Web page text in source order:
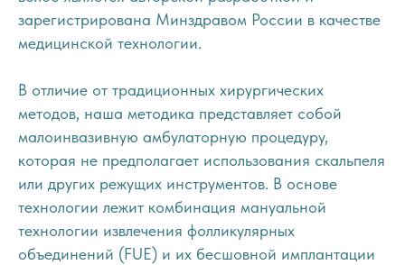
зарегистрирована Минздравом России в качестве
медицинской технологии.
В отличие от традиционных хирургических
методов, наша методика представляет собой
малоинвазивную амбулаторную процедуру,
которая не предполагает использования скальпеля
или других режущих инструментов. В основе
технологии лежит комбинация мануальной
технологии извлечения фолликулярных
объединений (FUE) и их бесшовной имплантации